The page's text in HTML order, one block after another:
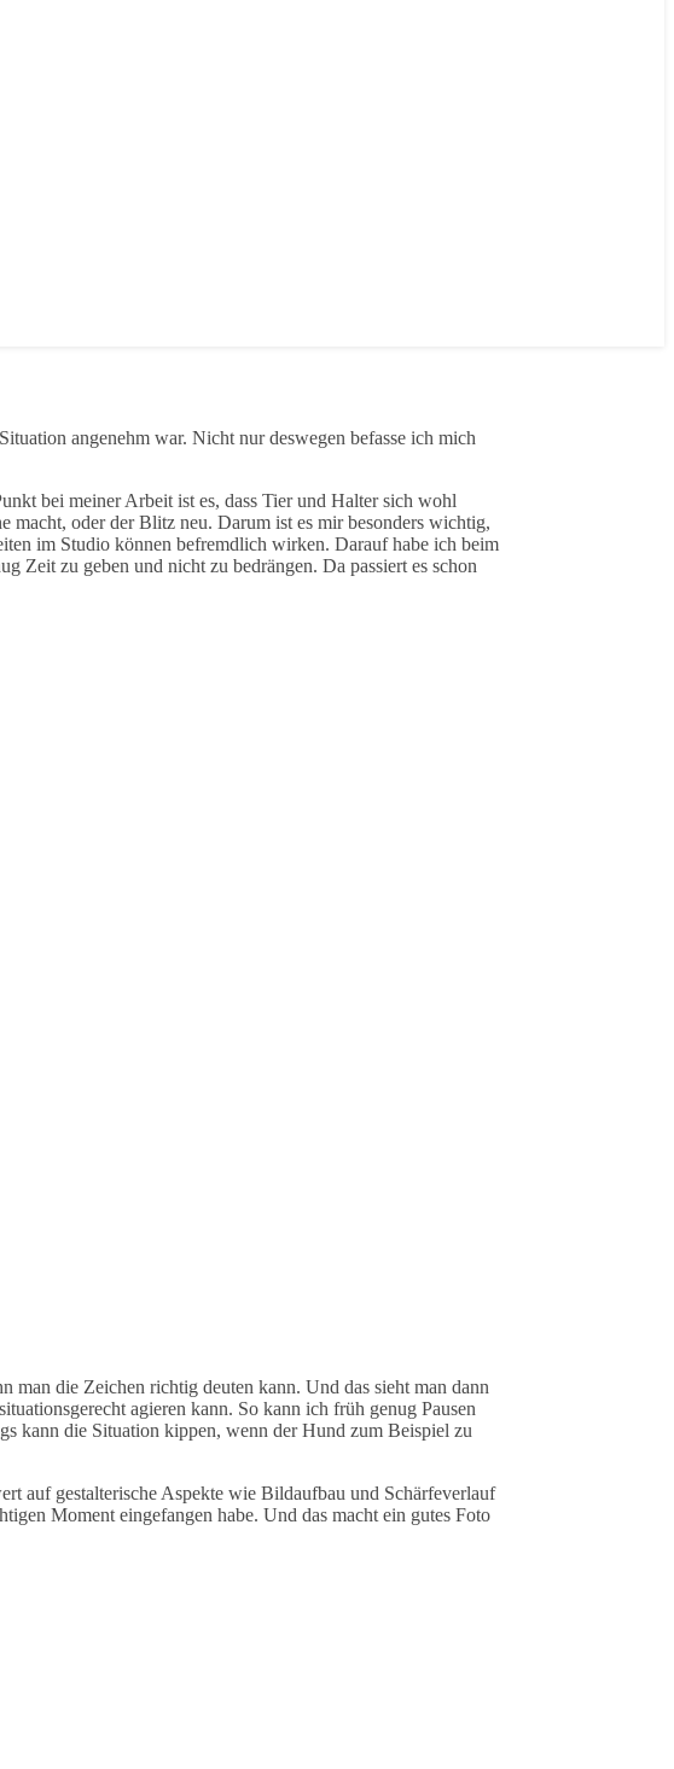
angenehm war. Nicht nur deswegen befasse ich mich
bei meiner Arbeit ist es, dass Tier und Halter sich wohl
macht, oder der Blitz neu. Darum ist es mir besonders wichtig,
im Studio können befremdlich wirken. Darauf habe ich beim
Zeit zu geben und nicht zu bedrängen. Da passiert es schon
man die Zeichen richtig deuten kann. Und das sieht man dann
agieren kann. So kann ich früh genug Pausen
kann die Situation kippen, wenn der Hund zum Beispiel zu
auf gestalterische Aspekte wie Bildaufbau und Schärfeverlauf
Moment eingefangen habe. Und das macht ein gutes Foto